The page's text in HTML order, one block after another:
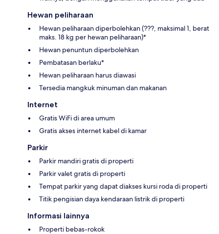
Hewan peliharaan
Hewan peliharaan diperbolehkan (???, maksimal 1, berat
maks. 18 kg per hewan peliharaan)*
Hewan penuntun diperbolehkan
Pembatasan berlaku*
Hewan peliharaan harus diawasi
Tersedia mangkuk minuman dan makanan
Internet
Gratis WiFi di area umum
Gratis akses internet kabel di kamar
Parkir
Parkir mandiri gratis di properti
Parkir valet gratis di properti
Tempat parkir yang dapat diakses kursi roda di properti
Titik pengisian daya kendaraan listrik di properti
Informasi lainnya
Properti bebas-rokok